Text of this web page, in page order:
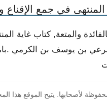
في جمع الإقناع
والمتعة, كتاب غاية
بن يوسف بن الكرمي
لأصحابها. يتيح الموقع هذا